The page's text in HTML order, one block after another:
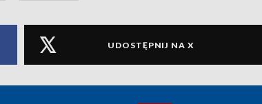
UDOSTĘPNIJ NA X